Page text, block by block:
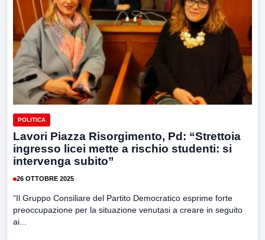
POLITICA
Lavori Piazza Risorgimento, Pd: “Strettoia
ingresso licei mette a rischio studenti: si
intervenga subito”
26 OTTOBRE 2025
“Il Gruppo Consiliare del Partito Democratico esprime forte
preoccupazione per la situazione venutasi a creare in seguito
ai...